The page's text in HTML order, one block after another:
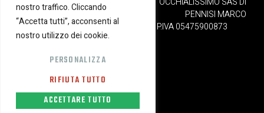
nostro traffico. Cliccando
“Accetta tutti”, acconsenti al
nostro utilizzo dei cookie.
PERSONALIZZA
RIFIUTA TUTTO
ACCETTARE TUTTO
PENNISI MARCO
P.IVA 05475900873